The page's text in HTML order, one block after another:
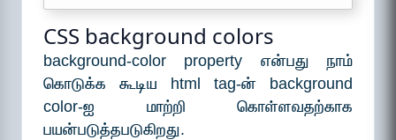
CSS background colors
background-color property என்பது நாம்
கொடுக்க கூடிய html tag-ன் background
color-ஐ மாற்றி கொள்ளவதற்காக
பயன்படுத்தபடுகிறது.